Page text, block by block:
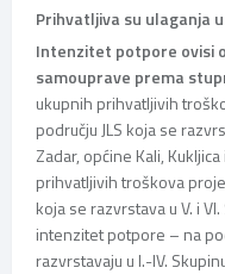
Prihvatljiva su ulaganja
Intenzitet potpore ovisi
samouprave prema
ukupnih prihvatljivih
području JLS koja se
Zadar, općine Kali,
prihvatljivih troškova
koja se razvrstava u V. i
intenzitet potpore – na
razvrstavaju u I.-IV.